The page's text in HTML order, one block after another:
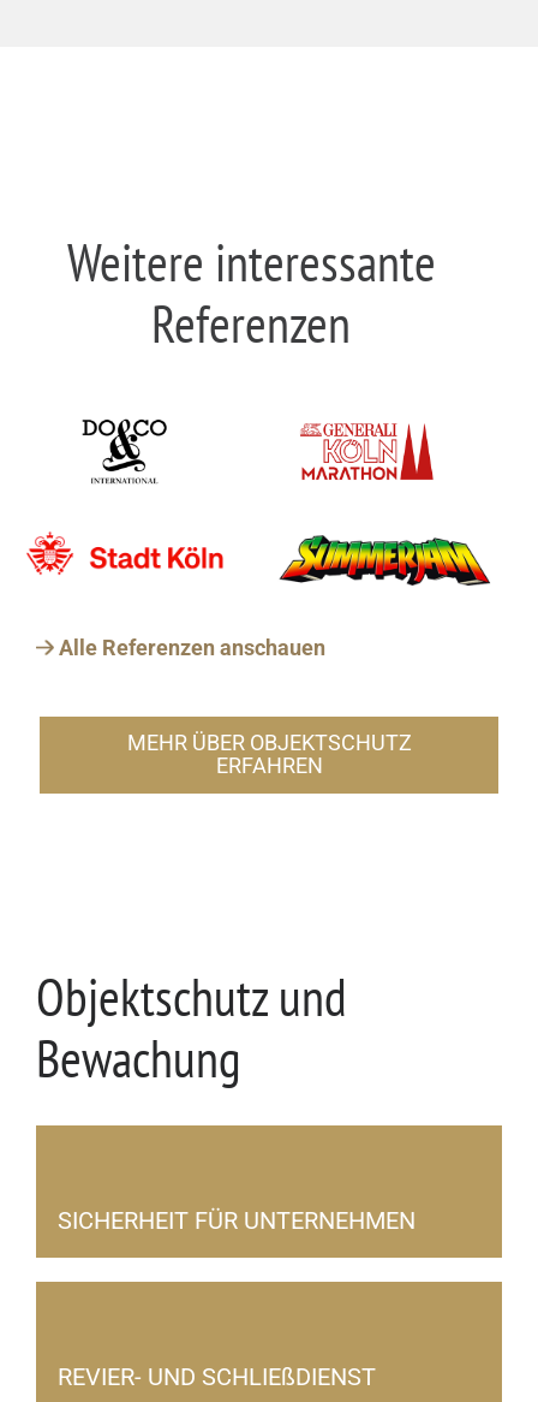
Weitere interessante
Referenzen
Alle Referenzen anschauen
MEHR ÜBER OBJEKTSCHUTZ
ERFAHREN
Objektschutz und
Bewachung
SICHERHEIT FÜR UNTERNEHMEN
REVIER- UND SCHLIEßDIENST